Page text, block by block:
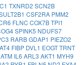
TXNRD2 SCN2B
CSF2RA PMM2
FLNC COX7BTPI1
SPINK5 NDUFS7
RARBGDAP1 PIEZO2
FIBP DVL1 EOGTTRNT
ATM IL6 ARL3 AKT1 MYH9